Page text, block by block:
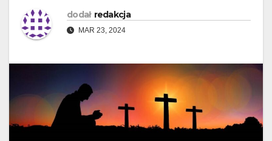
dodał redakcja
MAR 23, 2024